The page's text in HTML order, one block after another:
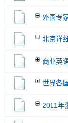
外国专
北京详
商业英
世界各
2011年